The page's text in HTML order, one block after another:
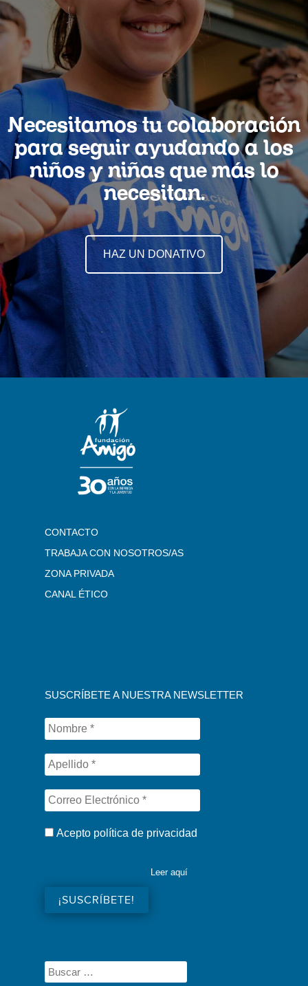
Necesitamos tu colaboración
para seguir ayudando a los
niños y niñas que más lo
necesitan.
HAZ UN DONATIVO
CONTACTO
TRABAJA CON NOSOTROS/AS
ZONA PRIVADA
CANAL ÉTICO
SUSCRÍBETE A NUESTRA NEWSLETTER
Acepto política de privacidad
Leer aquí